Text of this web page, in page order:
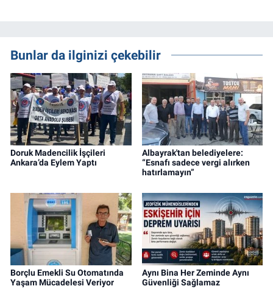
Bunlar da ilginizi çekebilir
Doruk Madencilik İşçileri
Ankara’da Eylem Yaptı
Albayrak'tan belediyelere:
“Esnafı sadece vergi alırken
hatırlamayın”
Borçlu Emekli Su Otomatında
Yaşam Mücadelesi Veriyor
Aynı Bina Her Zeminde Aynı
Güvenliği Sağlamaz